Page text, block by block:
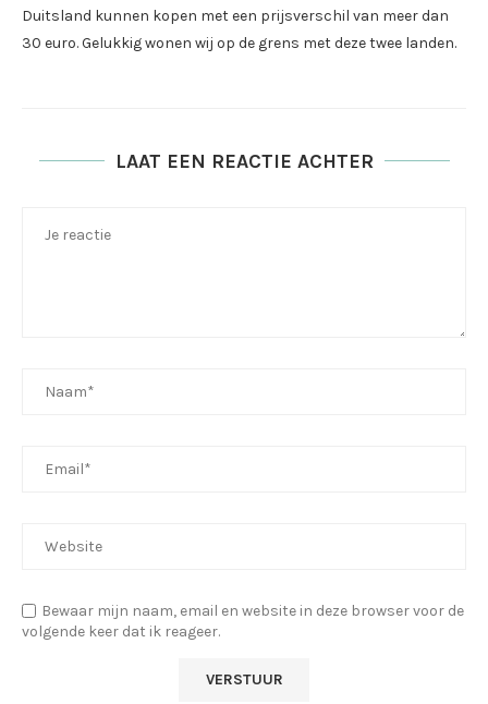
Duitsland kunnen kopen met een prijsverschil van meer dan
30 euro. Gelukkig wonen wij op de grens met deze twee landen.
LAAT EEN REACTIE ACHTER
Bewaar mijn naam, email en website in deze browser voor de
volgende keer dat ik reageer.